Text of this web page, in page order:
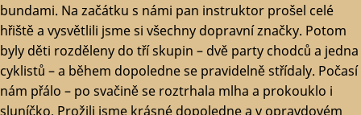
bundami. Na začátku s námi pan instruktor prošel celé
hřiště a vysvětlili jsme si všechny dopravní značky. Potom
byly děti rozděleny do tří skupin – dvě party chodců a jedna
cyklistů – a během dopoledne se pravidelně střídaly. Počasí
nám přálo – po svačině se roztrhala mlha a prokouklo i
sluníčko. Prožili jsme krásné dopoledne a v opravdovém